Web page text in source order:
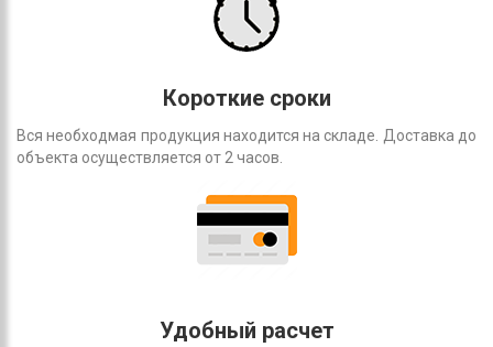
Короткие сроки
Вся необходмая продукция находится на складе. Доставка до
объекта осуществляется от 2 часов.
Удобный расчет